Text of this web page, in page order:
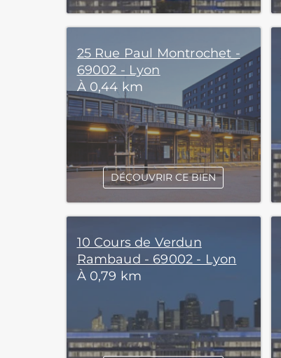
25 Rue Paul Montrochet -
69002 - Lyon
À 0,44 km
DÉCOUVRIR CE BIEN
10 Cours de Verdun
Rambaud - 69002 - Lyon
À 0,79 km